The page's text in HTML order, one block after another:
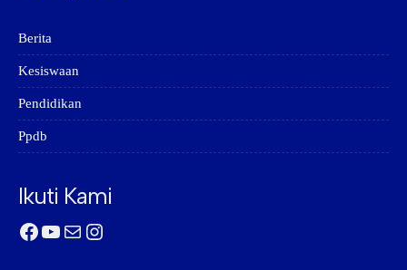
Berita
Kesiswaan
Pendidikan
Ppdb
Ikuti Kami
Facebook
YouTube
MailInstagram